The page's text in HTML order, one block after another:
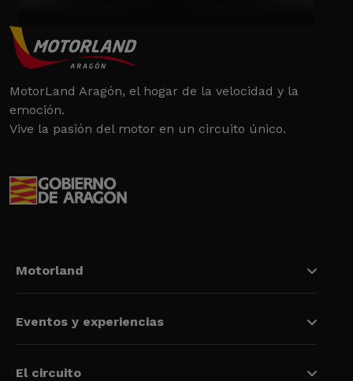
MotorLand Aragón, el hogar de la velocidad y la
emoción.
Vive la pasión del motor en un circuito único.
Motorland
Eventos y experiencias
El circuito